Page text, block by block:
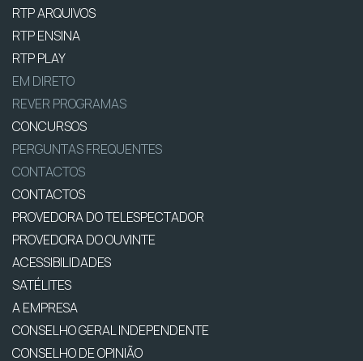
RTP ARQUIVOS
RTP ENSINA
RTP PLAY
EM DIRETO
REVER PROGRAMAS
CONCURSOS
PERGUNTAS FREQUENTES
CONTACTOS
CONTACTOS
PROVEDORA DO TELESPECTADOR
PROVEDORA DO OUVINTE
ACESSIBILIDADES
SATÉLITES
A EMPRESA
CONSELHO GERAL INDEPENDENTE
CONSELHO DE OPINIÃO